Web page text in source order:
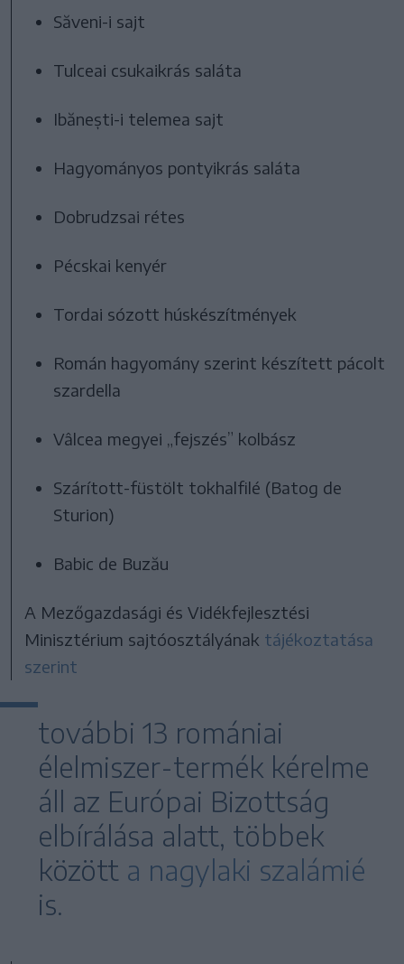
Săveni-i sajt
Tulceai csukaikrás saláta
Ibănești-i telemea sajt
Hagyományos pontyikrás saláta
Dobrudzsai rétes
Pécskai kenyér
Tordai sózott húskészítmények
Román hagyomány szerint készített pácolt
szardella
Vâlcea megyei „fejszés” kolbász
Szárított-füstölt tokhalfilé (Batog de
Sturion)
Babic de Buzău
A Mezőgazdasági és Vidékfejlesztési
Minisztérium sajtóosztályának tájékoztatása
szerint
további 13 romániai
élelmiszer-termék kérelme
áll az Európai Bizottság
elbírálása alatt, többek
között a nagylaki szalámié
is.